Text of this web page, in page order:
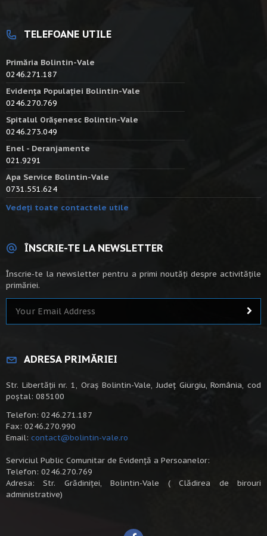
TELEFOANE UTILE
Primăria Bolintin-Vale
0246.271.187
Evidența Populației Bolintin-Vale
0246.270.769
Spitalul Orășenesc Bolintin-Vale
0246.273.049
Enel - Deranjamente
021.9291
Apa Service Bolintin-Vale
0731.551.624
Vedeți toate contactele utile
ÎNSCRIE-TE LA NEWSLETTER
Înscrie-te la newsletter pentru a primi noutăți despre activitățile
primăriei.
ADRESA PRIMĂRIEI
Str. Libertății nr. 1, Oraș Bolintin-Vale, Județ Giurgiu, România, cod
poștal: 085100
Telefon: 0246.271.187
Fax: 0246.270.990
Email: contact@bolintin-vale.ro
Serviciul Public Comunitar de Evidență a Persoanelor:
Telefon: 0246.270.769
Adresa: Str. Grădiniței, Bolintin-Vale ( Clădirea de birouri
administrative)